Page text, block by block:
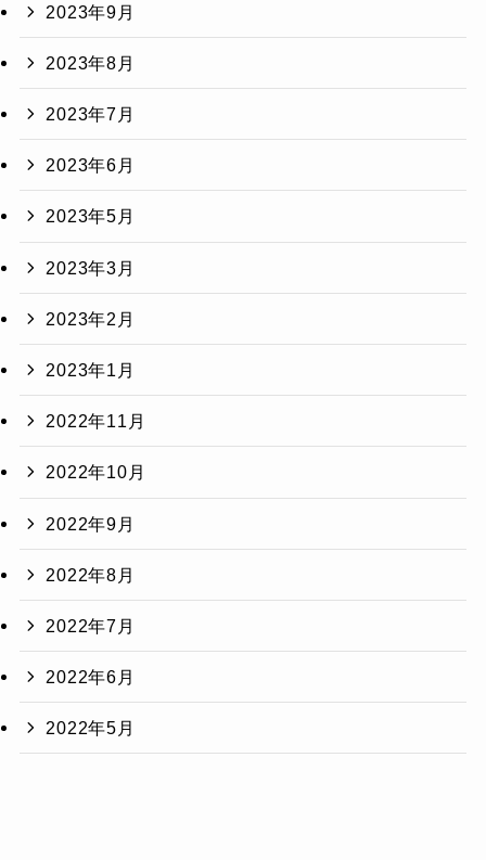
2023年9月
2023年8月
2023年7月
2023年6月
2023年5月
2023年3月
2023年2月
2023年1月
2022年11月
2022年10月
2022年9月
2022年8月
2022年7月
2022年6月
2022年5月